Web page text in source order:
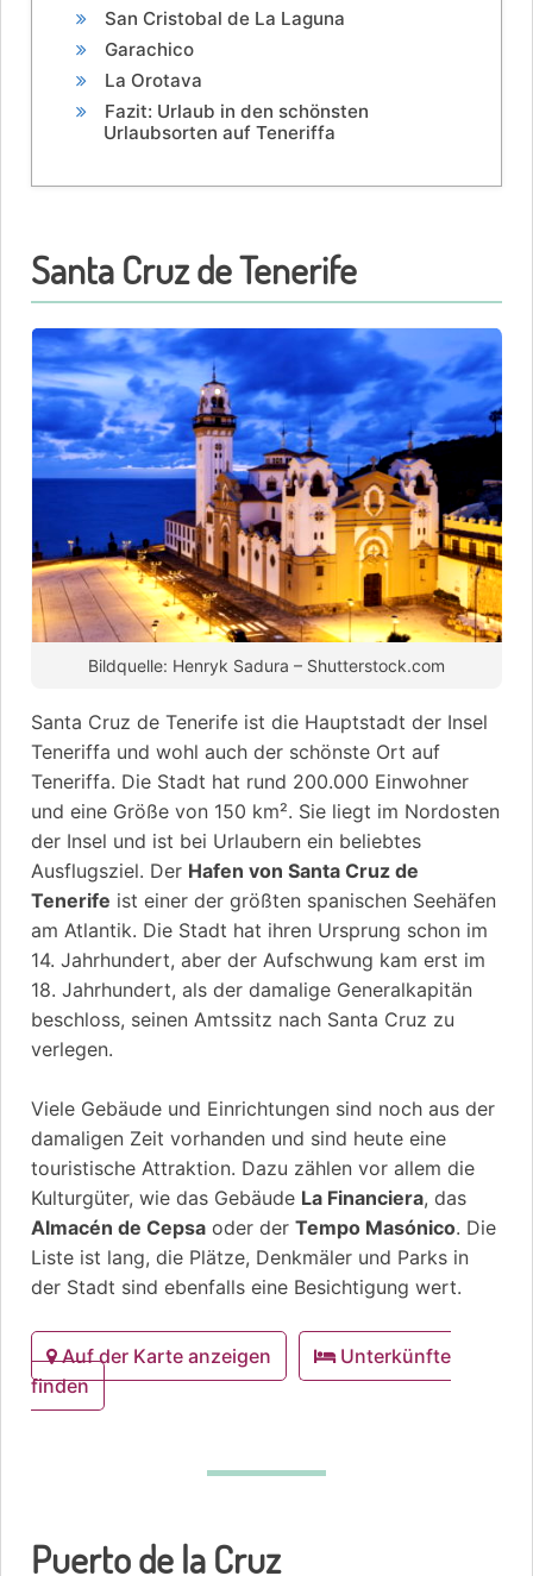
San Cristobal de La Laguna
Garachico
La Orotava
Fazit: Urlaub in den schönsten
Urlaubsorten auf Teneriffa
Santa Cruz de Tenerife
Bildquelle: Henryk Sadura – Shutterstock.com
Santa Cruz de Tenerife ist die Hauptstadt der Insel
Teneriffa und wohl auch der schönste Ort auf
Teneriffa. Die Stadt hat rund 200.000 Einwohner
und eine Größe von 150 km². Sie liegt im Nordosten
der Insel und ist bei Urlaubern ein beliebtes
Ausflugsziel. Der Hafen von Santa Cruz de
Tenerife ist einer der größten spanischen Seehäfen
am Atlantik. Die Stadt hat ihren Ursprung schon im
14. Jahrhundert, aber der Aufschwung kam erst im
18. Jahrhundert, als der damalige Generalkapitän
beschloss, seinen Amtssitz nach Santa Cruz zu
verlegen.
Viele Gebäude und Einrichtungen sind noch aus der
damaligen Zeit vorhanden und sind heute eine
touristische Attraktion. Dazu zählen vor allem die
Kulturgüter, wie das Gebäude La Financiera, das
Almacén de Cepsa oder der Tempo Masónico. Die
Liste ist lang, die Plätze, Denkmäler und Parks in
der Stadt sind ebenfalls eine Besichtigung wert.
Auf der Karte anzeigen
Unterkünfte
finden
Puerto de la Cruz